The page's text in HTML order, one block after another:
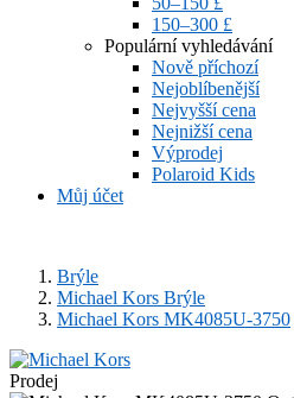
150–300 £
Populární vyhledávání
Nově příchozí
Nejoblíbenější
Nejvyšší cena
Nejnižší cena
Výprodej
Polaroid Kids
Můj účet
Brýle
Michael Kors Brýle
Michael Kors MK4085U-3750
Prodej